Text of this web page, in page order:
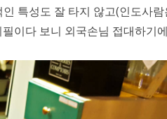
특성도 잘 타지 않고(인도사
이다 보니 외국손님 접대하기